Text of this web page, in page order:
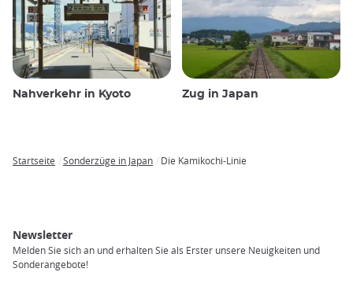
Nahverkehr in Kyoto Zug in Japan
Startseite Sonderzüge in Japan Die Kamikochi-Linie
Newsletter
Melden Sie sich an und erhalten Sie als Erster unsere Neuigkeiten und
Sonderangebote!